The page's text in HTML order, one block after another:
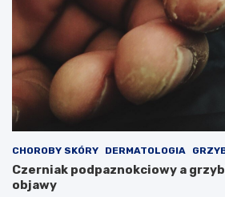
CHOROBY SKÓRY DERMATOLOGIA
Czerniak podpaznokciowy a
objawy